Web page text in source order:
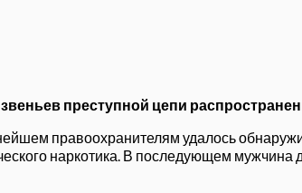
преступной цепи
правоохранителям удалось
наркотика. В последующем мужчина